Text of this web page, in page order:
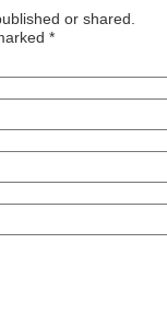
or shared.
*